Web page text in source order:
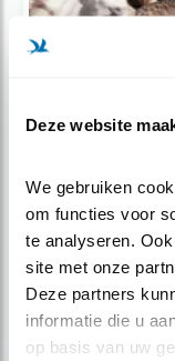
Deze website
We gebruiken
om functies voor
te analyseren.
site met onze
Deze partners
informatie die u
op basis van uw
Tip
Gun vogels